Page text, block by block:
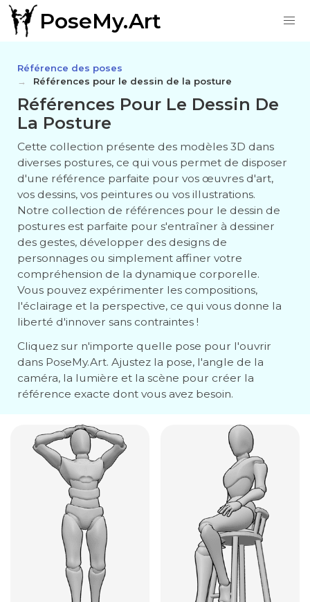
PoseMy.Art
Référence des poses
Références pour le dessin de la posture
Références Pour Le Dessin De
La Posture
Cette collection présente des modèles 3D dans
diverses postures, ce qui vous permet de disposer
d'une référence parfaite pour vos œuvres d'art,
vos dessins, vos peintures ou vos illustrations.
Notre collection de références pour le dessin de
postures est parfaite pour s'entraîner à dessiner
des gestes, développer des designs de
personnages ou simplement affiner votre
compréhension de la dynamique corporelle.
Vous pouvez expérimenter les compositions,
l'éclairage et la perspective, ce qui vous donne la
liberté d'innover sans contraintes !
Cliquez sur n'importe quelle pose pour l'ouvrir
dans PoseMy.Art. Ajustez la pose, l'angle de la
caméra, la lumière et la scène pour créer la
référence exacte dont vous avez besoin.